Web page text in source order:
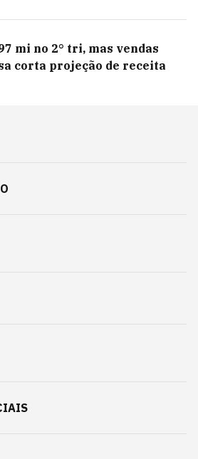
mi no 2° tri, mas vendas
corta projeção de receita